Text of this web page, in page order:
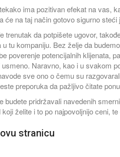
ima pozitivan efekat na vas,
će na taj način gotovo sigurno steći
trenutak da potpišete ugovor,
u tu kompaniju. Bez želje da
poverenje potencijalnih klijenata,
usmeno. Naravno, kao i u svakom
sve ono o čemu su
preporuka da pažljivo čitate
budete pridržavali navedenih
koji želite i to po najpovoljnijo ceni,
stranicu